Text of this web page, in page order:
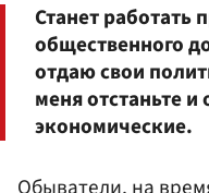
Станет работать
общественного
отдаю свои
меня отстаньте и
экономические.